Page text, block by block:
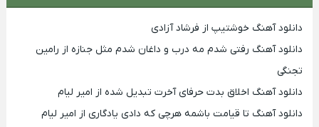
دانلود آهنگ خوشتیپ از فرشاد آزادی
دانلود آهنگ رفتی شدم مه درب و داغان شدم مثل جنازه از رامین
تجنگی
دانلود آهنگ اخلاق بدت حرفای آخرت تبدیل شده از امیر لیام
دانلود آهنگ تا قیامت باشمه هرچی که دادی یادگاری از امیر لیام